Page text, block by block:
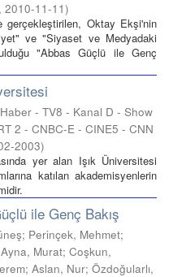
, 2010-11-11)
gerçekleştirilen, Oktay Ekşi'nin
ve "Siyaset ve Medyadaki
"Abbas Güçlü ile Genç
- TV8 - Kanal D - Show
2 - CNBC-E - CINE5 - CNN
2003)
yer alan Işık Üniversitesi
katılan akademisyenlerin
ile Genç Bakış
Perinçek, Mehmet;
Murat; Coşkun,
Aslan, Nur; Özdoğularlı,